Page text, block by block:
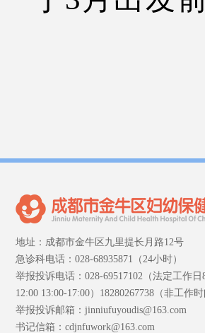
地址：成都市金牛区九里提长月路12号
急诊科电话：028-68935871（24小时）
举报投诉电话：028-69517102（法定工作日
12:00 13:00-17:00）18280267738（非工作时
举报投诉邮箱：jinniufuyoudis@163.com
书记信箱：cdjnfuwork@163.com